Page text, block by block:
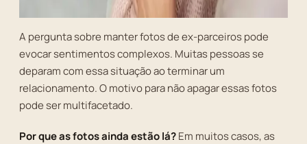
A pergunta sobre manter fotos de ex-parceiros pode
evocar sentimentos complexos. Muitas pessoas se
deparam com essa situação ao terminar um
relacionamento. O motivo para não apagar essas fotos
pode ser multifacetado.
Por que as fotos ainda estão lá?Em muitos casos, as